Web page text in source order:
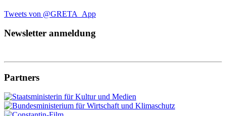
Tweets von @GRETA_App
Newsletter anmeldung
Partners